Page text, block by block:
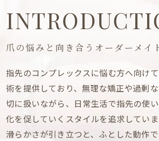
爪の悩みと向き合うオーダーメイ
指先のコンプレックスに悩む方へ向け
術を提供しており、無理な矯正や過剰
切に扱いながら、日常生活で指先の使
化を促していくスタイルを追求してい
滑らかさが引き立つと、ふとした動作